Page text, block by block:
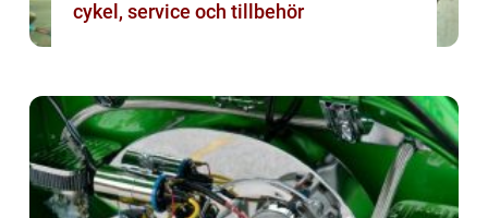
cykel, service och tillbehör